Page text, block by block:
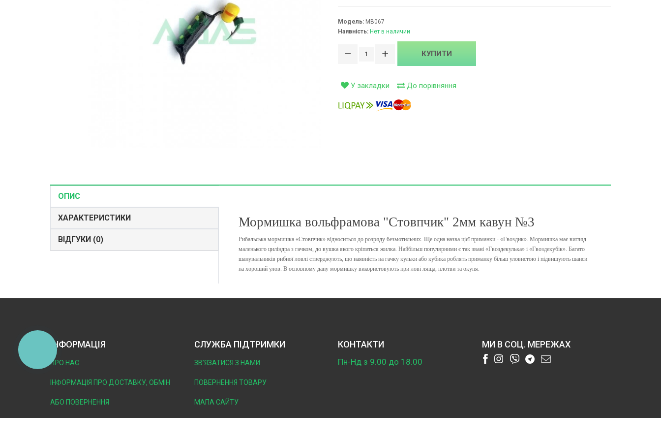
Корми і Наживки (0)
Риболовні сітки (99)
Зимові снасті (126)
Модель: МВ067
Наявність: Нет в наличии
КУПИТИ
У закладки До порівняння
ОПИС
ХАРАКТЕРИСТИКИ
ВІДГУКИ (0)
Мормишка вольфрамова "Стовпчик" 2мм кавун №3
Рибальська мормишка «Стовпчик» відноситься до розряду безмотильних. Ще одна назва цієї приманки - «Гвоздик». Мормишка має вигляд
маленького циліндра з гачком, до вушка якого кріпиться жилка. Найбільш популярними є так звані «Гвоздекулька» і «Гвоздекубік». Багато
шанувальників рибної ловлі стверджують, що наявність на гачку кульки або кубика роблять приманку більш уловистою і підвищують шанси
на хороший улов. В основному дану мормишку використовують при лові ляща, плотви та окуня.
ІНФОРМАЦІЯ
ПРО НАС
ІНФОРМАЦІЯ ПРО ДОСТАВКУ, ОБМІН
АБО ПОВЕРНЕННЯ
СЛУЖБА ПІДТРИМКИ
ЗВ’ЯЗАТИСЯ З НАМИ
ПОВЕРНЕННЯ ТОВАРУ
МАПА САЙТУ
КОНТАКТИ
Пн-Нд з 9.00 до 18.00
МИ В СОЦ. МЕРЕЖАХ